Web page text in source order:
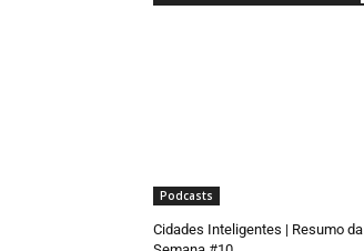
Podcasts
Cidades Inteligentes | Resumo da